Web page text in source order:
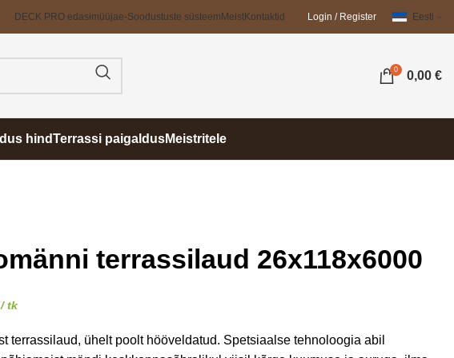
DECK PRO edasimüüjae-Soodustuste süsteem MeistKontaktid Login / Register Eesti
0 0,00 €
hindTerrassi paigaldusMeistritele
terrassilaud 26x118x6000
/ tk
terrassilaud, ühelt poolt hööveldatud. Spetsiaalse tehnoloogia abil